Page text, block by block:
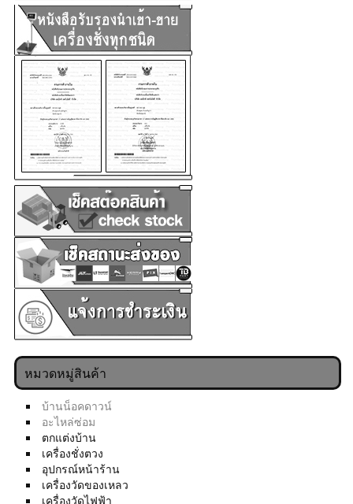
หมวดหมู่สินค้า
บ้านน็อคดาวน์
อะไหล่ซ่อม
ตกแต่งบ้าน
เครื่องชั่งตวง
อุปกรณ์หน้าร้าน
เครื่องวัดของเหลว
เครื่องวัดไฟฟ้า